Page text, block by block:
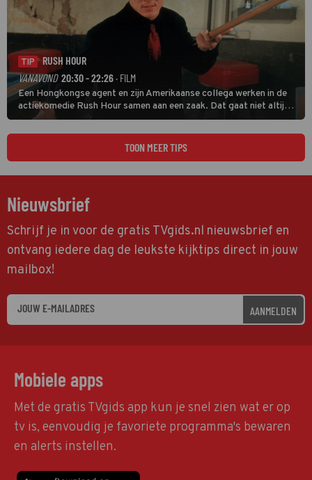
TIP
RUSH HOUR
VANAVOND 20:30 - 22:26 · FILM
Een Hongkongse agent en zijn Amerikaanse collega werken in de
actiekomedie Rush Hour samen aan een zaak. Dat gaat niet altijd
van een leien dakje.
TOON MEER TIPS
Nieuwsbrief
Schrijf je in voor de gratis TVgids.nl nieuwsbrief en
ontvang iedere dag de leukste kijktips direct in jouw
mailbox!
AANMELDEN
Mobiele apps
Met de gratis TVgids app kun je snel zien wat er op
tv is, eenvoudig je favoriete programma's bewaren
en alerts instellen.